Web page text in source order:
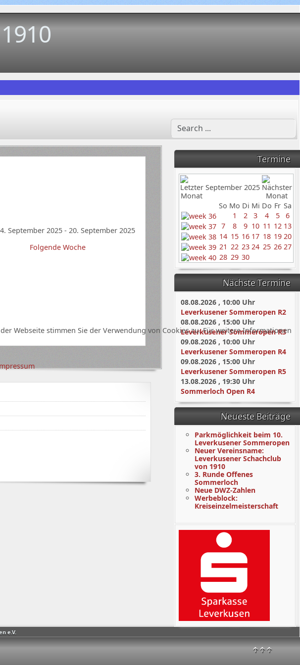
e.V.
↑↑↑
Termine
September 2025
So Mo Di Mi Do Fr Sa
1
2 3 4 5
6
7
8 9 10 11 12 13
14 15 16 17 18 19 20
21 22 23 24 25 26 27
28 29 30
Nächste Termine
08.08.2026, 10:00Uhr
Leverkusener Sommeropen R2
08.08.2026, 15:00Uhr
Leverkusener Sommeropen R3
09.08.2026, 10:00Uhr
Leverkusener Sommeropen R4
09.08.2026, 15:00Uhr
Leverkusener Sommeropen R5
13.08.2026, 19:30Uhr
Sommerloch Open R4
Neueste Beiträge
Parkmöglichkeit beim 10.
Leverkusener Sommeropen
Neuer Vereinsname:
Leverkusener Schachclub
von 1910
3. Runde Offenes
Sommerloch
Neue DWZ-Zahlen
Werbeblock:
Kreiseinzelmeisterschaft
September 2025 - 20. September 2025
Folgende Woche
Webseite stimmen Sie der Verwendung von Cookies zu. Für weitere Informationen